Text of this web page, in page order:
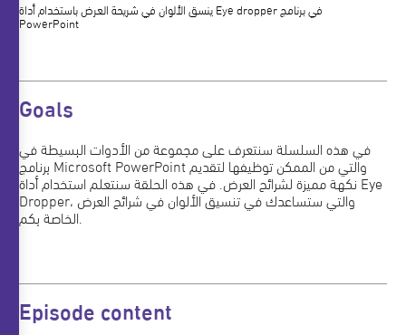
ينسق الألوان في شريحة العرض باستخدام أداة Eye dropper في برنامج
PowerPoint
Goals
في هذه السلسلة سنتعرف على مجموعة من الأدوات البسيطة في
برنامج Microsoft PowerPoint والتي من الممكن توظيفها لتقديم
نكهة مميزة لشرائح العرض. في هذه الحلقة سنتعلم استخدام أداة Eye
Dropper، والتي ستساعدك في تنسيق الألوان في شرائح العرض
Episode content